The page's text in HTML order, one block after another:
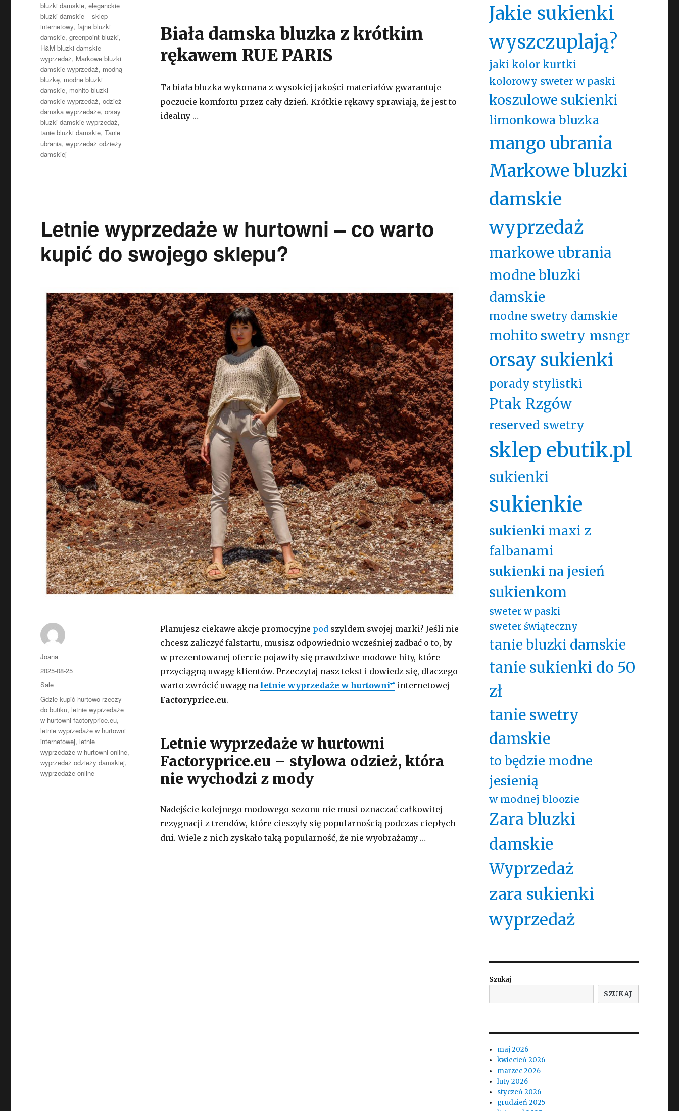
Biała damska bluzka z krótkim
rękawem RUE PARIS
Ta biała bluzka wykonana z wysokiej jakości materiałów gwarantuje
poczucie komfortu przez cały dzień. Krótkie rękawy sprawiają, że jest to
idealny …
bluzki damskie,eleganckie
bluzki damskie – sklep
internetowy,fajne bluzki
damskie,greenpoint bluzki,
H&M bluzki damskie
wyprzedaż, Markowe bluzki
damskie wyprzedaż, modną
bluzkę, modne bluzki
damskie, mohito bluzki
damskie wyprzedaż,odzież
damska wyprzedaże,orsay
bluzki damskie wyprzedaż,
tanie bluzki damskie,Tanie
ubrania,wyprzedaż odzieży
damskiej
Letnie wyprzedaże w hurtowni – co warto
kupić do swojego sklepu?
Planujesz ciekawe akcje promocyjne podszyldem swojej marki? Jeśli nie
chcesz zaliczyć falstartu, musisz odpowiednio wcześniej zadbać o to, by
w prezentowanej ofercie pojawiły się prawdziwe modowe hity, które
przyciągną uwagę klientów. Przeczytaj nasz tekst i dowiedz się, dlaczego
warto zwrócić uwagę na letnie wyprzedaże w hurtowni internetowej
Factoryprice.eu.
Letnie wyprzedaże w hurtowni
Factoryprice.eu – stylowa odzież, która
nie wychodzi z mody
Nadejście kolejnego modowego sezonu nie musi oznaczać całkowitej
rezygnacji z trendów, które cieszyły się popularnością podczas ciepłych
dni. Wiele z nich zyskało taką popularność, że nie wyobrażamy …
Autor
Joana
Opublikowano
2025-08-25
Kategorie
Sale
Tagi
Gdzie kupić hurtowo rzeczy
do butiku, letnie wyprzedaże
w hurtowni factoryprice.eu,
letnie wyprzedaże w hurtowni
internetowej, letnie
wyprzedaże w hurtowni online,
wyprzedaż odzieży damskiej,
wyprzedaże online
Jakie sukienki
wyszczuplają?
jaki kolor kurtki
kolorowy sweter w paski
koszulowe sukienki
limonkowa bluzka
mango ubrania
Markowe bluzki
damskie
wyprzedaż
markowe ubrania
modne bluzki
damskie
modne swetry damskie
mohito swetry msngr
orsay sukienki
porady stylistki
Ptak Rzgów
reserved swetry
sklep ebutik.pl
sukienki
sukienkie
sukienki maxi z
falbanami
sukienki na jesień
sukienkom
sweter w paski
sweter świąteczny
tanie bluzki damskie
tanie sukienki do 50
zł
tanie swetry
damskie
to będzie modne
jesienią
w modnej bloozie
Zara bluzki
damskie
Wyprzedaż
zara sukienki
wyprzedaż
Szukaj
SZUKAJ
maj 2026
kwiecień 2026
marzec 2026
luty 2026
styczeń 2026
grudzień 2025